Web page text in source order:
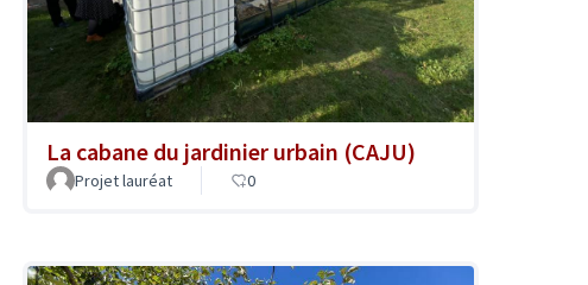
La cabane du jardinier urbain (CAJU)
Projet lauréat 0